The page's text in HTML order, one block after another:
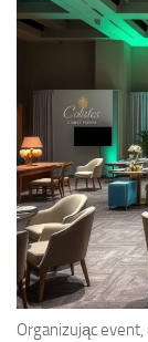
Organizując